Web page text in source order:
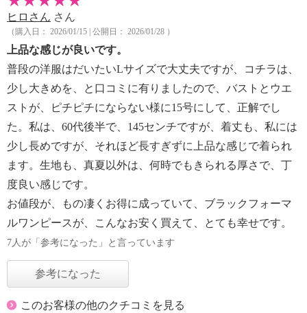
ヒロさん さん
（購入日： 2026/01/15 | 公開日： 2026/01/28 ）
上品な感じが良いです。
普段の洋服はだいたいLサイズで大丈夫ですが、コチラは、
少し大きめを、と口コミに有りましたので、バストとウエ
ストが、ピチピチにならない様に15号にして、正解でし
た。私は、60代後半で、145センチですが、着丈も、私には
少し長めですが、それほど長すぎずに上品な感じで着られ
ます。生地も、真夏以外は、何時でもきられる厚さで、丁
度良い感じです。
お値段が、もの凄くお得に成っていて、ブラックフォーマ
ルワンピースが、こんなお安く買えて、とても幸せです。
7人が「参考になった」と言っています
参考になった
このお客様の他のクチコミを見る